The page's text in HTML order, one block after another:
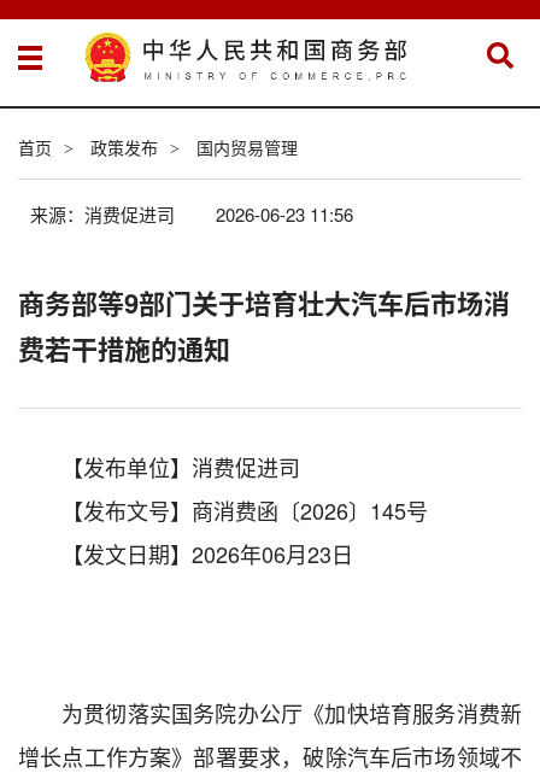
首页 > 政策发布 > 国内贸易管理
来源：消费促进司 2026-06-23 11:56
商务部等9部门关于培育壮大汽车后市场消
费若干措施的通知
【发布单位】消费促进司
【发布文号】商消费函〔2026〕145号
【发文日期】2026年06月23日
为贯彻落实国务院办公厅《加快培育服务消费新
增长点工作方案》部署要求，破除汽车后市场领域不